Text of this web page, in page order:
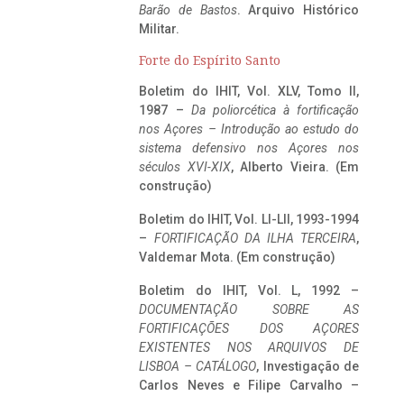
Barão de Bastos. Arquivo Histórico
Militar.
Forte do Espírito Santo
Boletim do IHIT, Vol. XLV, Tomo II,
1987 – Da poliorcética à fortificação
nos Açores – Introdução ao estudo do
sistema defensivo nos Açores nos
séculos XVI-XIX, Alberto Vieira. (Em
construção)
Boletim do IHIT, Vol. LI-LII, 1993-1994
– FORTIFICAÇÃO DA ILHA TERCEIRA,
Valdemar Mota. (Em construção)
Boletim do IHIT, Vol. L, 1992 –
DOCUMENTAÇÃO SOBRE AS
FORTIFICAÇÕES DOS AÇORES
EXISTENTES NOS ARQUIVOS DE
LISBOA – CATÁLOGO, Investigação de
Carlos Neves e Filipe Carvalho –